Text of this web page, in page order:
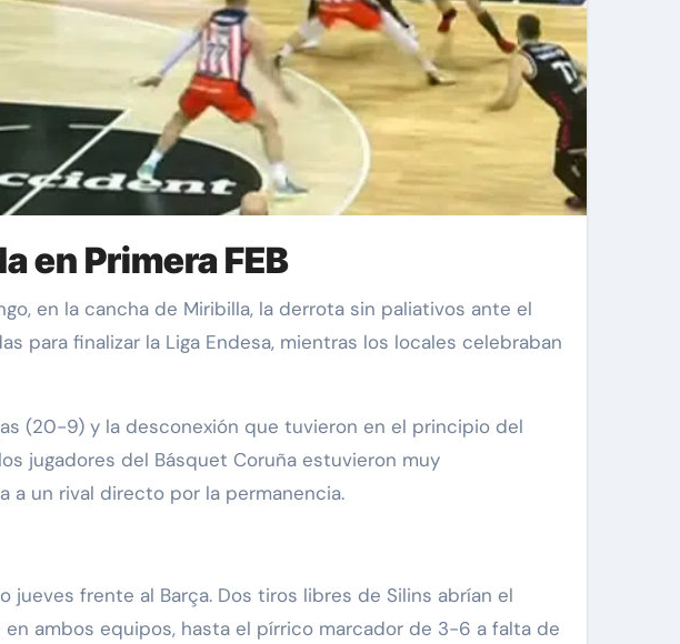
en Primera FEB
para finalizar la Liga Endesa, mientras los locales celebraban
(20-9) y la desconexión que tuvieron en el principio del
jugadores del Básquet Coruña estuvieron muy
a un rival directo por la permanencia.
frente al Barça. Dos tiros libres de Silins abrían el
ambos equipos, hasta el pírrico marcador de 3-6 a falta de